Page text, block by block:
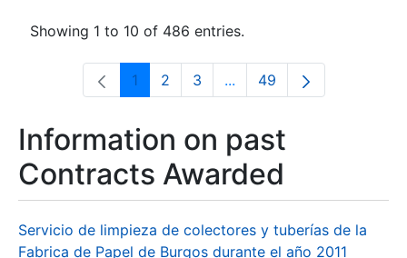
Showing 1 to 10 of 486 entries.
Page
1 Page
2 Page
3 ...Intermediate Pages Use
Page
49
Information on past
Contracts Awarded
Servicio de limpieza de colectores y tuberías de la
Fabrica de Papel de Burgos durante el año 2011